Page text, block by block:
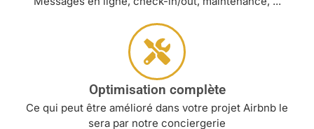
Optimisation complète
Ce qui peut être amélioré dans votre projet Airbnb le
sera par notre conciergerie